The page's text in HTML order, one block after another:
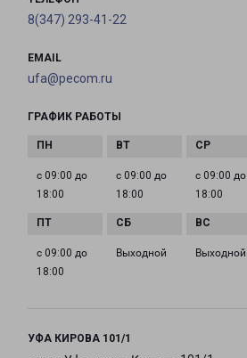
8(347) 293-41-22
EMAIL
ufa@pecom.ru
ГРАФИК РАБОТЫ
с 09:00 до
18:00
с 09:00 до
18:00
с 09:00 до
18:00
с 09:00 до
18:00
Выходной Выходной
УФА КИРОВА 101/1